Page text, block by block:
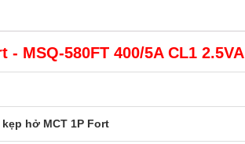
MSQ-580FT 400/5A CL1 2.5VA
hở MCT 1P Fort